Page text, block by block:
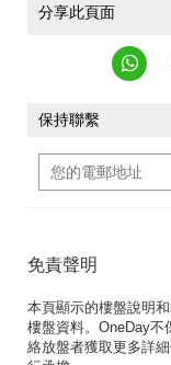
分享此頁面
保持聯繫
免責聲明
本頁顯示的樓盤說明
樓盤資料。OneDay不
絡放盤者獲取更多詳